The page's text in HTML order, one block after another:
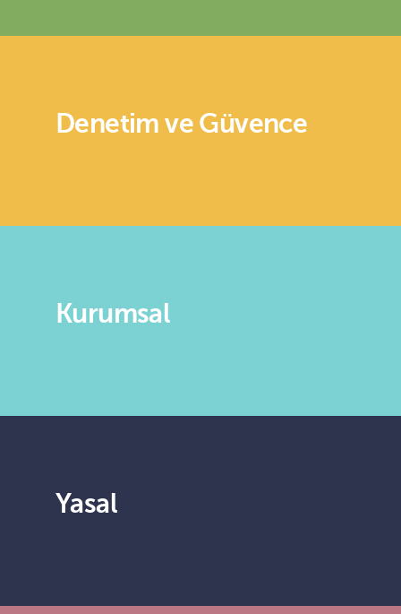
Denetim ve Güvence
Kurumsal
Yasal